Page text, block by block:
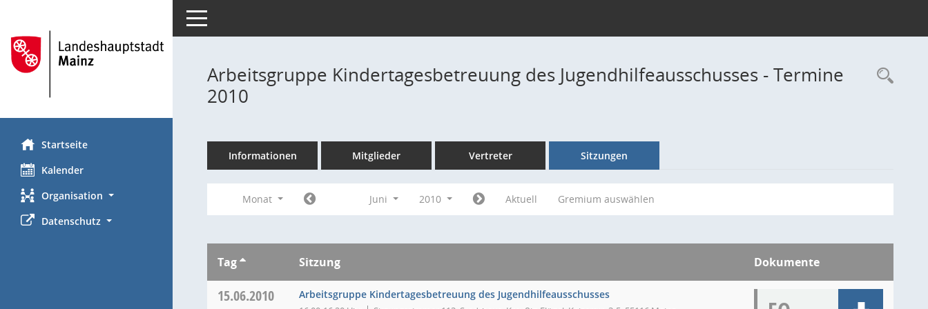
Startseite
Kalender
Organisation
Datenschutz
Toggle navigation
Arbeitsgruppe Kindertagesbetreuung des Jugendhilfeausschusses - Termine
2010
Informationen Mitglieder Vertreter Sitzungen
Monat Juni 2010 Aktuell Gremium auswählen
Tag Sitzung Dokumente
15.06.2010 Arbeitsgruppe Kindertagesbetreuung des Jugendhilfeausschusses